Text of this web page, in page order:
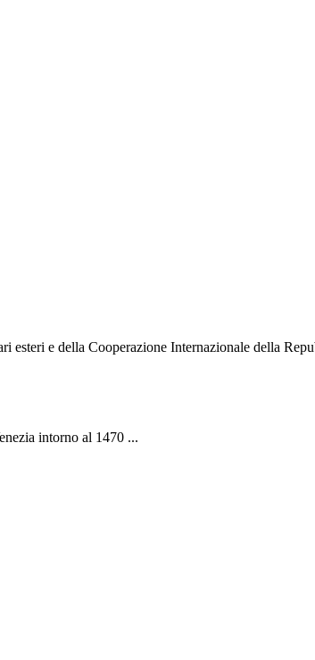
e della Cooperazione Internazionale della
intorno al 1470 ...